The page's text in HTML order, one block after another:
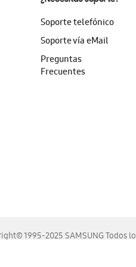
Soporte telefónico
Soporte vía eMail
Preguntas
Frecuentes
1995-2025 SAMSUNG Todos